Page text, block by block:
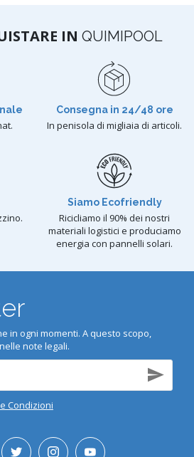
IN QUIMIPOOL
Consegna in 24/48 ore
In penisola di migliaia di articoli.
Siamo Ecofriendly
Ricicliamo il 90% dei nostri
materiali logistici e produciamo
energia con pannelli solari.
in ogni momenti. A questo scopo,
note legali.
Condizioni